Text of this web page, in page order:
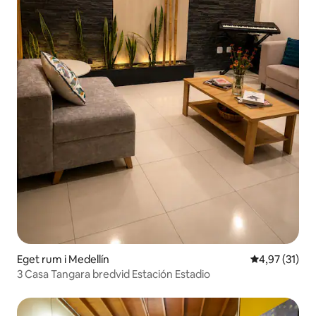
Eget rum i Medellín 4,97 av 5 i
4,97 (31)
3 Casa Tangara bredvid Estación Estadio